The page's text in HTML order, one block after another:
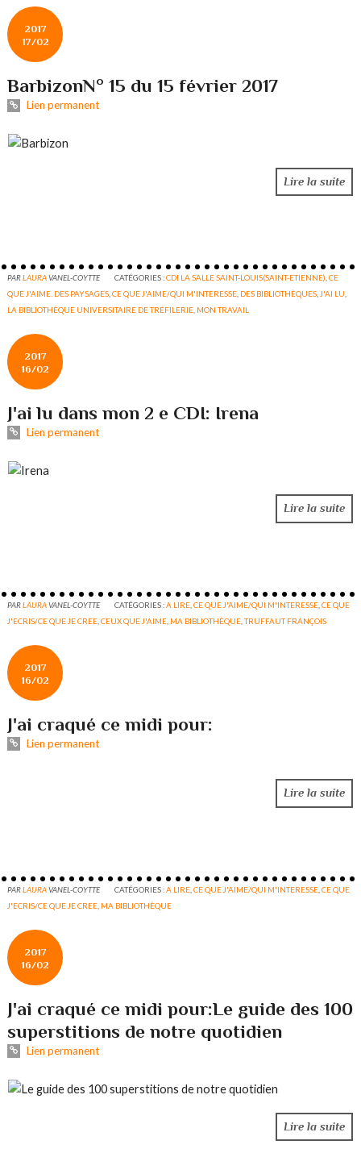
2017
17/02
BarbizonN° 15 du 15 février 2017
Lien permanent
Lire la suite
PARLAURAVANEL-COYTTE CATÉGORIES :CDI LA SALLE SAINT-LOUIS(SAINT-ETIENNE) ,CE
QUE J'AIME. DES PAYSAGES ,CE QUE J'AIME/QUI M'INTERESSE DES BIBLIOTHÈQUES J'AI LU
LA BIBLIOTHÈQUE UNIVERSITAIRE DE TRÉFILERIE MON TRAVAIL
2017
16/02
J'ai lu dans mon 2 e CDI: Irena
Lien permanent
Lire la suite
PARLAURAVANEL-COYTTE CATÉGORIES :A LIRE ,CE QUE J'AIME/QUI M'INTERESSE ,CE QUE
J'ECRIS/CE QUE JE CREE ,CEUX QUE J'AIME MA BIBLIOTHÈQUE ,TRUFFAUT FRANÇOIS
2017
16/02
J'ai craqué ce midi pour:
Lien permanent
Lire la suite
PARLAURAVANEL-COYTTE CATÉGORIES :A LIRE ,CE QUE J'AIME/QUI M'INTERESSE ,CE QUE
J'ECRIS/CE QUE JE CREE MA BIBLIOTHÈQUE
2017
16/02
J'ai craqué ce midi pour:Le guide des 100
superstitions de notre quotidien
Lien permanent
Lire la suite